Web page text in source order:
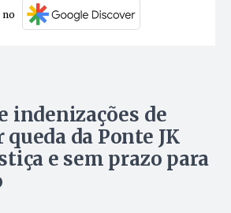
no
indenizações de
da Ponte JK
e sem prazo para